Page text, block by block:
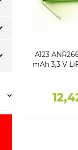
A123
mAh 3,3 V